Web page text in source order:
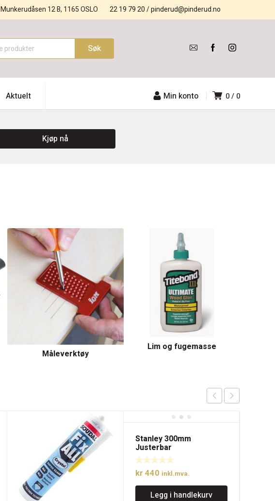
22 19 79 20/pinderud@pinderud.no
Munkerudåsen 12 B, 1165 OSLO
Aktuelt 0 0
Min konto
Kjøp nå
Måleverktøy
Lim og fugemasse
Stanley 300mm
Justerbar
konstruksjonstriangel
kr 440 inkl.mva.
Legg i handlekurv